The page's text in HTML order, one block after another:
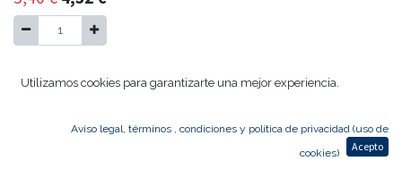
Agregar al carrito
TUBO SILICONA BLANCA ANTI MOHO
Utilizamos cookies para garantizarte una mejor experiencia.
Aviso legal, términos , condiciones y política de privacidad (uso de
cookies)
Acepto